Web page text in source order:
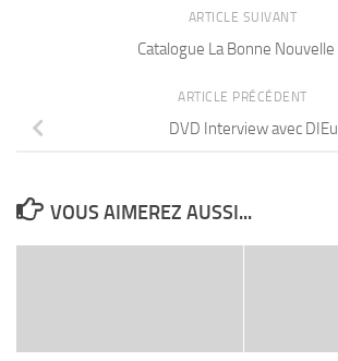
ARTICLE SUIVANT
Catalogue La Bonne Nouvelle
ARTICLE PRÉCÉDENT
DVD Interview avec DIEu
VOUS AIMEREZ AUSSI...